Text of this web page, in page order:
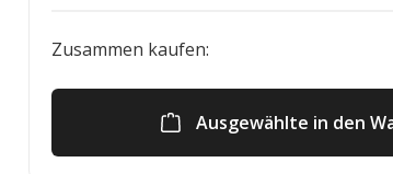
Zusammen kaufen:
Ausgewählte in den